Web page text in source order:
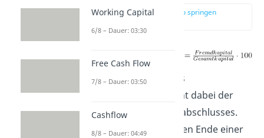
zur Stelle im Video springen
DasGesamtkapital
eines
Unternehmens entspricht dabei der
Bilanzsumme des Jahresabschlusses.
Dieser Wert ist am unteren Ende einer
Working Capital
6/8 – Dauer: 03:30
Free Cash Flow
7/8 – Dauer: 03:50
Cashflow
8/8 – Dauer: 04:49